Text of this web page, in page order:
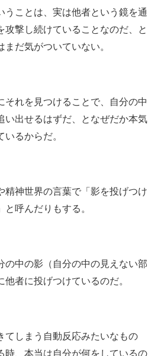
うことは、実は他者という鏡を通
攻撃し続けていることなのだ、と
だ気がついていない。
それを見つけることで、自分の中
い出せるはずだ、となぜだか本気
るからだ。
精神世界の言葉で「影を投げつけ
呼んだりもする。
の中の影（自分の中の見えない部
者に投げつけているのだ。
てしまう自動反応みたいなもの
時、本当は自分が何をしているの